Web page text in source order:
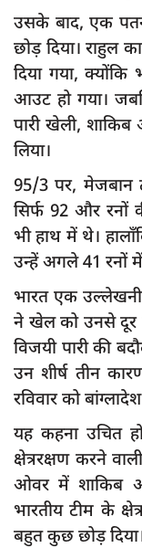
latest
प्रशासनिक
दुर्घटना
editors-pick
Login
Register
English
उसके बाद, एक
छोड़ दिया।
दिया गया,
आउट हो गया।
पारी खेली,
लिया।
95/3 पर,
सिर्फ 92 और
भी हाथ में थे।
उन्हें अगले 41 रनों
भारत एक
ने खेल को उनसे दूर
विजयी पारी की
उन शीर्ष तीन
रविवार को
यह कहना उचित
क्षेत्ररक्षण करने
ओवर में शाकिब
भारतीय टीम के
बहुत कुछ छोड़